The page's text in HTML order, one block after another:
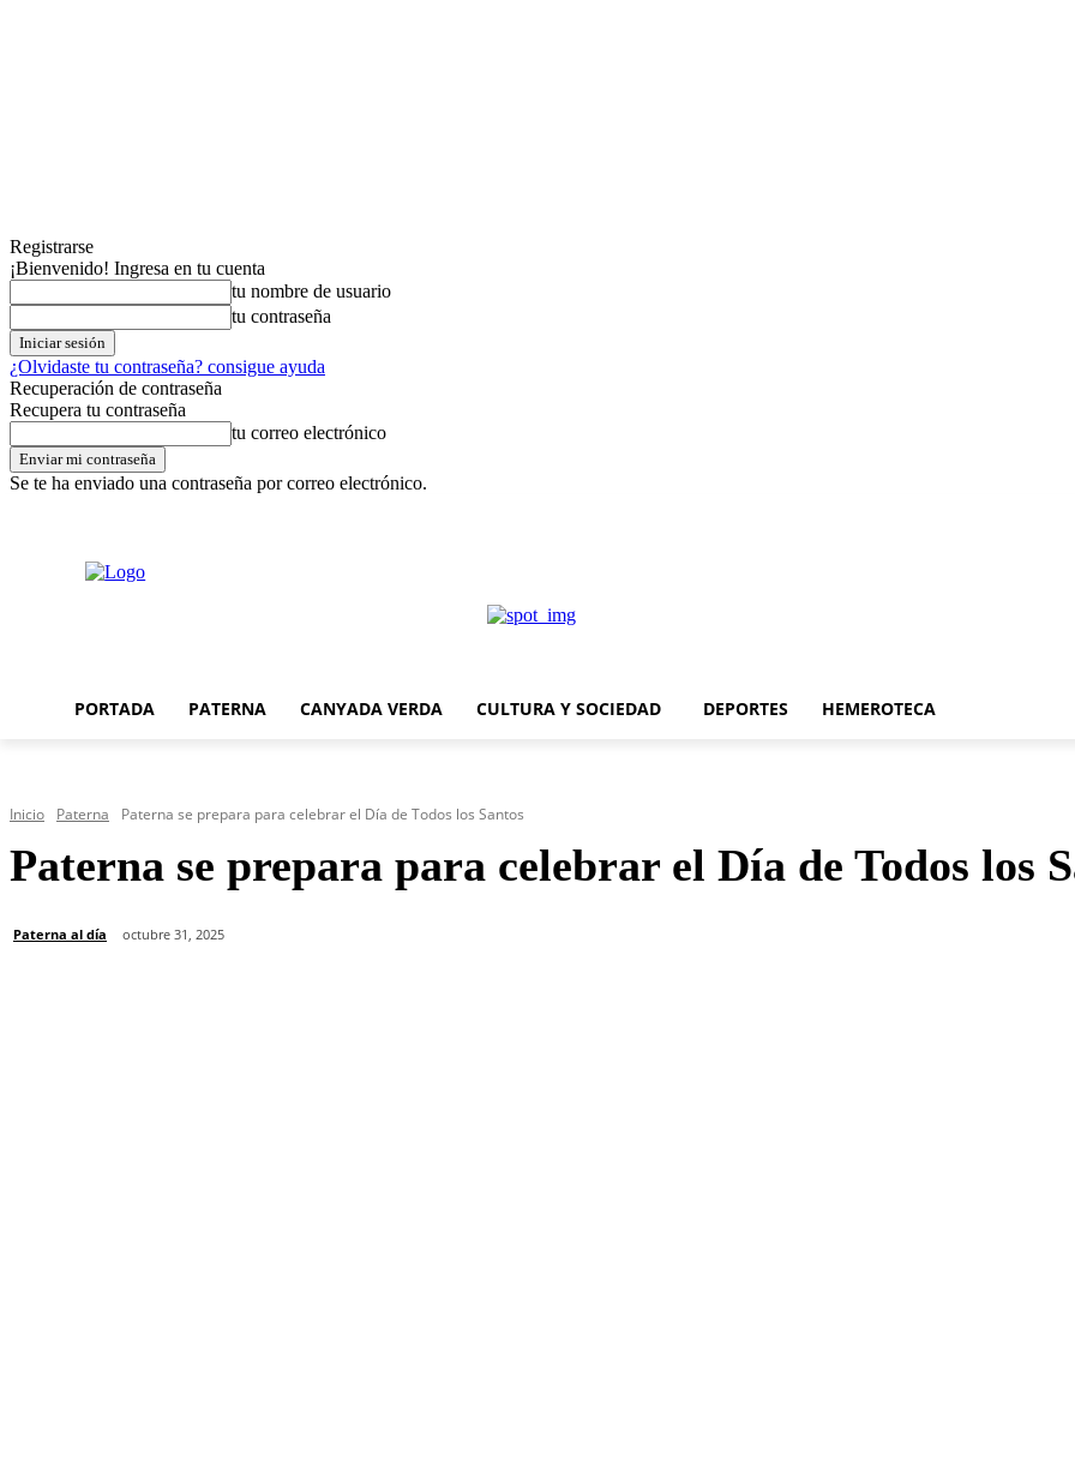
Registrarse
¡Bienvenido! Ingresa en tu cuenta
tu nombre de usuario
tu contraseña
¿Olvidaste tu contraseña? consigue ayuda
Recuperación de contraseña
Recupera tu contraseña
tu correo electrónico
Se te ha enviado una contraseña por correo electrónico.
PORTADA PATERNA CANYADA VERDA CULTURA Y SOCIEDAD DEPORTES HEMEROTECA
Inicio Paterna Paterna se prepara para celebrar el Día de Todos los Santos
Paterna se prepara para celebrar el Día de Todos los
Paterna al día octubre 31, 2025